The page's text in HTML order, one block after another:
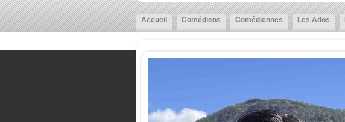
Accueil Comédiens Comédiennes Les Ados